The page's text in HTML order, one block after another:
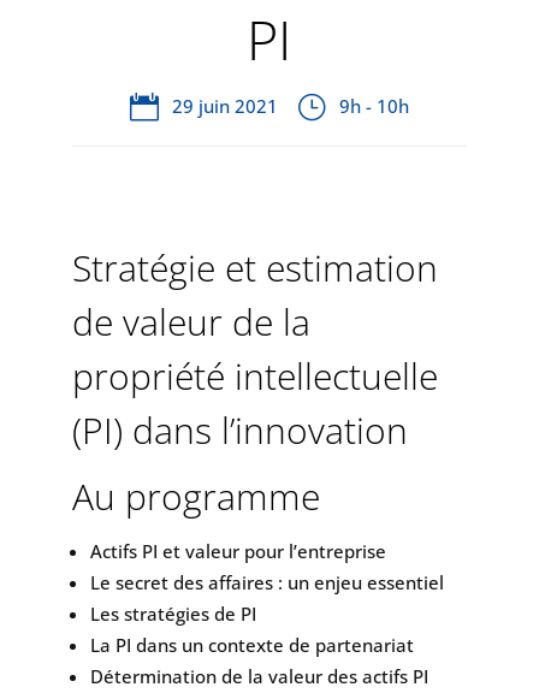
PI
29 juin 2021 9h - 10h
Stratégie et estimation
de valeur de la
propriété intellectuelle
(PI) dans l’innovation
Au programme
Actifs PI et valeur pour l’entreprise
Le secret des affaires : un enjeu essentiel
Les stratégies de PI
La PI dans un contexte de partenariat
Détermination de la valeur des actifs PI